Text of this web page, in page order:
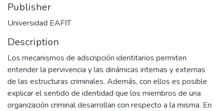
Publisher
Universidad EAFIT
Description
Los mecanismos de adscripción identitarios permiten
entender la pervivencia y las dinámicas internas y externas
de las estructuras criminales. Además, con ellos es posible
explicar el sentido de identidad que los miembros de una
organización criminal desarrollan con respecto a la misma. En